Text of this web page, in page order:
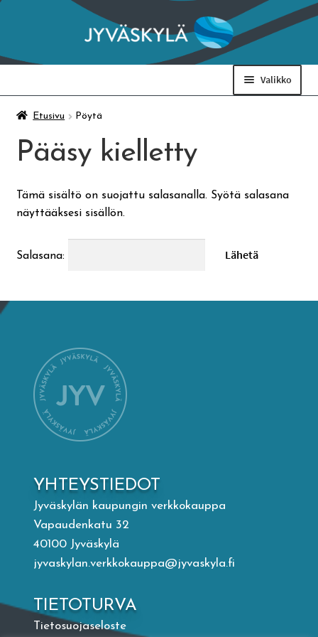
Siirry
navigointiin
Siirry
sisältöön
Valikko
Taidemuseo & Ratamo
Suomen käsityön museo
Skeittihalli
Taideapteekki
Kirjasto
Valon Kaupunki
Lasten Lysti & LystiKylä-festivaali
English
Etusivu Pöytä
Pääsy kielletty
Tämä sisältö on suojattu salasanalla. Syötä salasana
näyttääksesi sisällön.
Salasana:
YHTEYSTIEDOT
Jyväskylän kaupungin verkkokauppa
Vapaudenkatu 32
40100 Jyväskylä
jyvaskylan.verkkokauppa@jyvaskyla.fi
TIETOTURVA
Tietosuojaseloste